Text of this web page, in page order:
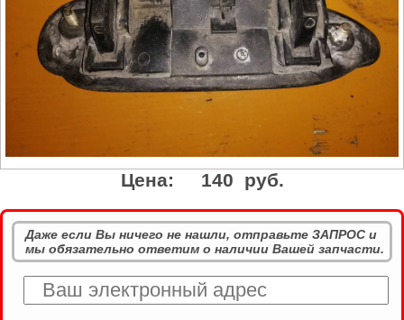
Цена: 140 руб.
Даже если Вы ничего не нашли, отправьте ЗАПРОС и
мы обязательно ответим о наличии Вашей запчасти.